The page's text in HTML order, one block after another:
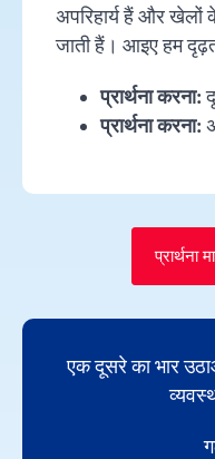
अपरिहार्य हैं और खेलों
जाती हैं। आइए हम
प्रार्थना करना:
प्रार्थना करना:
प्रार्थना
एक दूसरे का भार